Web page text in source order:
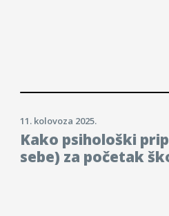
11. kolovoza 2025.
Kako psihološki
sebe) za početak